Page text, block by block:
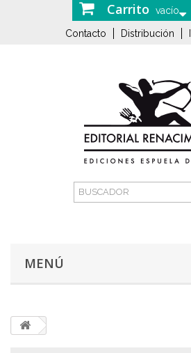
Carrito vacío
Contacto Distribución
MENÚ